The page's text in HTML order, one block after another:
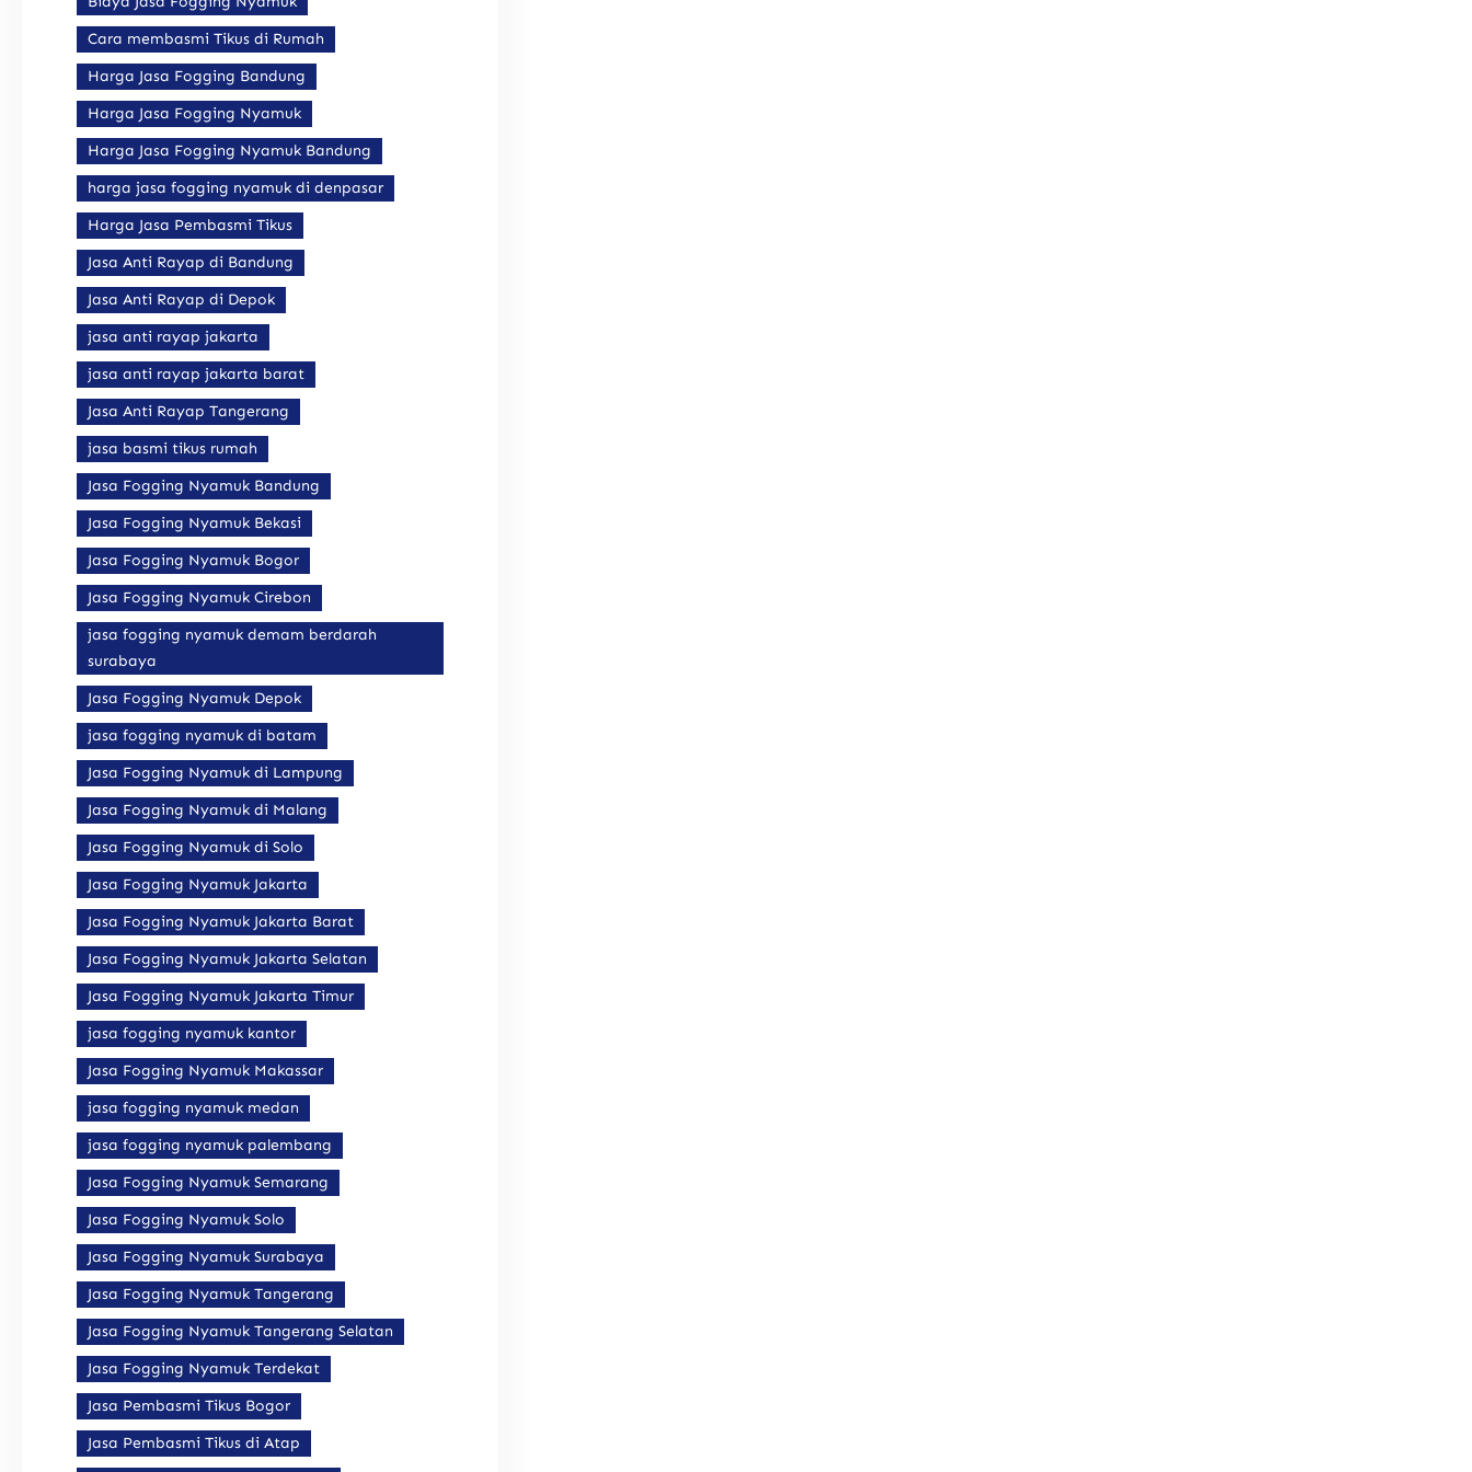
Cara membasmi Tikus di Rumah
Harga Jasa Fogging Bandung
Harga Jasa Fogging Nyamuk
Harga Jasa Fogging Nyamuk Bandung
harga jasa fogging nyamuk di denpasar
Harga Jasa Pembasmi Tikus
Jasa Anti Rayap di Bandung
Jasa Anti Rayap di Depok
jasa anti rayap jakarta
jasa anti rayap jakarta barat
Jasa Anti Rayap Tangerang
jasa basmi tikus rumah
Jasa Fogging Nyamuk Bandung
Jasa Fogging Nyamuk Bekasi
Jasa Fogging Nyamuk Bogor
Jasa Fogging Nyamuk Cirebon
jasa fogging nyamuk demam berdarah
surabaya
Jasa Fogging Nyamuk Depok
jasa fogging nyamuk di batam
Jasa Fogging Nyamuk di Lampung
Jasa Fogging Nyamuk di Malang
Jasa Fogging Nyamuk di Solo
Jasa Fogging Nyamuk Jakarta
Jasa Fogging Nyamuk Jakarta Barat
Jasa Fogging Nyamuk Jakarta Selatan
Jasa Fogging Nyamuk Jakarta Timur
jasa fogging nyamuk kantor
Jasa Fogging Nyamuk Makassar
jasa fogging nyamuk medan
jasa fogging nyamuk palembang
Jasa Fogging Nyamuk Semarang
Jasa Fogging Nyamuk Solo
Jasa Fogging Nyamuk Surabaya
Jasa Fogging Nyamuk Tangerang
Jasa Fogging Nyamuk Tangerang Selatan
Jasa Fogging Nyamuk Terdekat
Jasa Pembasmi Tikus Bogor
Jasa Pembasmi Tikus di Atap